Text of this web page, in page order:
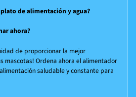
de alimentación y agua?
ahora?
de proporcionar la mejor
mascotas! Ordena ahora el alimentador
saludable y constante para